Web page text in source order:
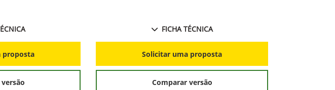
proposta
FICHA TÉCNICA
Solicitar uma proposta
Comparar versão